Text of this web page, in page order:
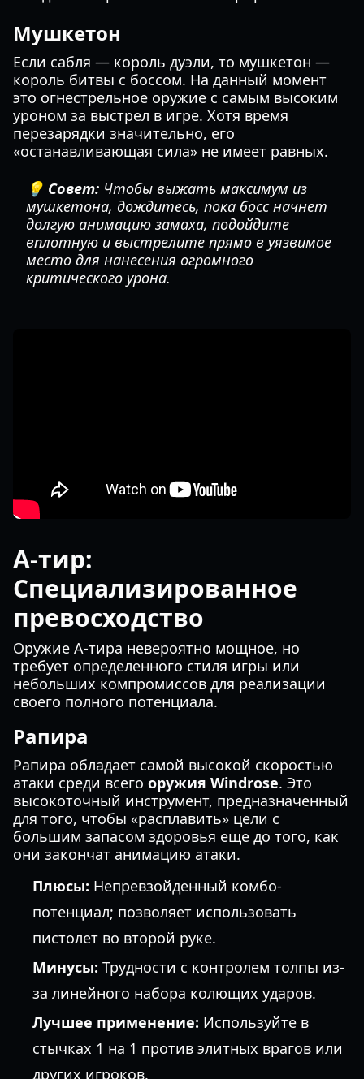
Мушкетон
Если сабля — король дуэли, то мушкетон —
король битвы с боссом. На данный момент
это огнестрельное оружие с самым высоким
уроном за выстрел в игре. Хотя время
перезарядки значительно, его
«останавливающая сила» не имеет равных.
💡 Совет: Чтобы выжать максимум из
мушкетона, дождитесь, пока босс начнет
долгую анимацию замаха, подойдите
вплотную и выстрелите прямо в уязвимое
место для нанесения огромного
критического урона.
A-тир:
Специализированное
превосходство
Оружие A-тира невероятно мощное, но
требует определенного стиля игры или
небольших компромиссов для реализации
своего полного потенциала.
Рапира
Рапира обладает самой высокой скоростью
атаки среди всего оружия Windrose. Это
высокоточный инструмент, предназначенный
для того, чтобы «расплавить» цели с
большим запасом здоровья еще до того, как
они закончат анимацию атаки.
Плюсы: Непревзойденный комбо-
потенциал; позволяет использовать
пистолет во второй руке.
Минусы: Трудности с контролем толпы из-
за линейного набора колющих ударов.
Лучшее применение: Используйте в
стычках 1 на 1 против элитных врагов или
других игроков.